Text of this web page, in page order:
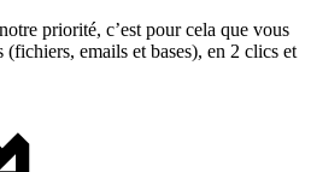
priorité, c’est pour cela que vous
(fichiers, emails et bases), en 2 clics et